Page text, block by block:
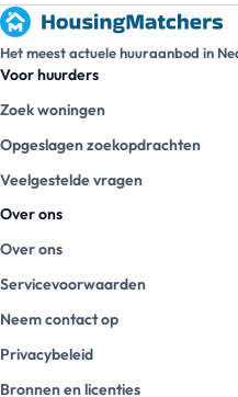
Het meest actuele huuraanbod in
Voor huurders
Zoek woningen
Opgeslagen zoekopdrachten
Veelgestelde vragen
Over ons
Over ons
Servicevoorwaarden
Neem contact op
Privacybeleid
Bronnen en licenties